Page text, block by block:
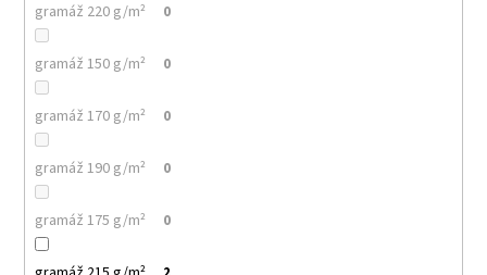
gramáž 220 g/m² 0
gramáž 150 g/m² 0
gramáž 170 g/m² 0
gramáž 190 g/m² 0
gramáž 175 g/m² 0
m
MALFINI
PURE